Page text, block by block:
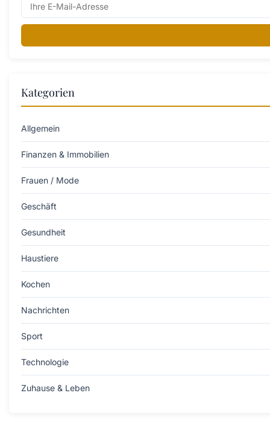
Kategorien
Allgemein
Finanzen & Immobilien
Frauen / Mode
Geschäft
Gesundheit
Haustiere
Kochen
Nachrichten
Sport
Technologie
Zuhause & Leben